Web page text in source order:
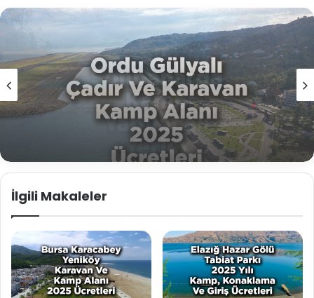
sit
esi
Kamp Yerleri
Ağustos 1, 2025
Ordu Gülyalı Çadır Ve Karavan Kamp
Alanı 2025 Ücretleri Listesi
İlgili Makaleler